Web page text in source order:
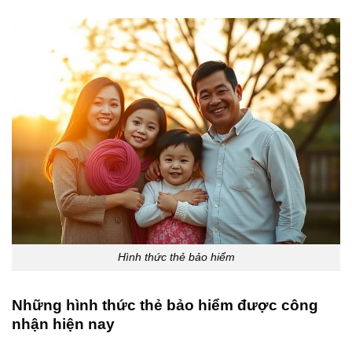
Hình thức thẻ bảo hiểm
Những hình thức thẻ bảo hiểm được công
nhận hiện nay